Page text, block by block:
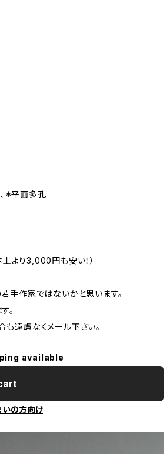
＊平面多孔
より3,000円も安い！）
手作家ではないかと思います。
。
遠慮なくメール下さい。
available
いの方向け